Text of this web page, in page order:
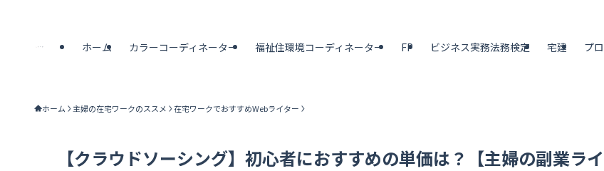
ホーム カラーコーディネーター 福祉住環境コーディネーター FP ビジネス実務法務検定 宅建 プ
ホーム 主婦の在宅ワークのススメ 在宅ワークでおすすめWebライター
【クラウドソーシング】初心者におすすめの単価は？【主婦の副業ライ